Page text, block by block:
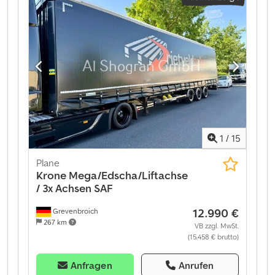
Komplettserviceverträge und Telematik-
Dienstleistungen an. Wir beraten Sie gerne
persönlich. Dwjdpfeztmipsx Afqja
1 / 15
Grevenbroich
267 km
Plane
Krone Mega/Edscha/Liftachse
/ 3x Achsen SAF
12.990 €
VB zzgl. MwSt.
(15.458 € brutto)
Anfragen Anrufen